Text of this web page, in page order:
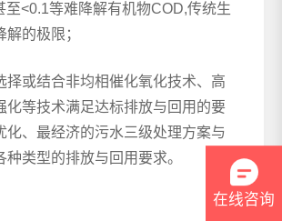
至<0.1等难降解有机物COD,传统生
的极限；
择或结合非均相催化氧化技术、高
化等技术满足达标排放与回用的要
化、最经济的污水三级处理方案与
种类型的排放与回用要求。
在线咨询